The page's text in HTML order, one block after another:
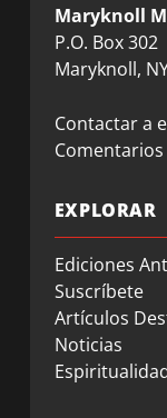
Maryknoll
P.O. Box 302
Maryknoll,
Contactar a
EXPLORAR
Ediciones
Suscríbete
Artículos
Noticias